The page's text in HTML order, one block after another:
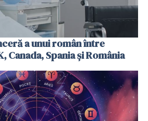
a unui român între
Canada, Spania și România